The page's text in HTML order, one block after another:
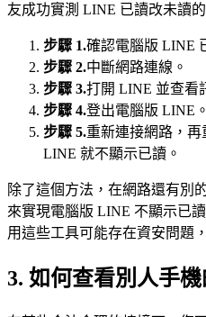
友成功實測 LINE 已讀改未讀的
步驟 1.確認電腦版 LINE
步驟 2.中斷網路連線。
步驟 3.打開 LINE 並查看
步驟 4.登出電腦版 LINE。
步驟 5.重新連接網路，
LINE 就不顯示已讀。
除了這個方法，在網路還有別
來實現電腦版 LINE 不顯示已
用這些工具可能存在資安問題
3. 如何查看別人手